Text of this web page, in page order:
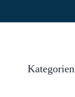
Kategorien